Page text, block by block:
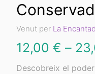
Venut per La
12,00 € –
Descobreix el